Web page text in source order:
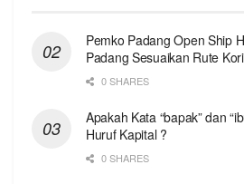
Pemko Padang Open Ship
Padang Sesuaikan Rute
0 SHARES
Apakah Kata “bapak” dan
Huruf Kapital ?
0 SHARES